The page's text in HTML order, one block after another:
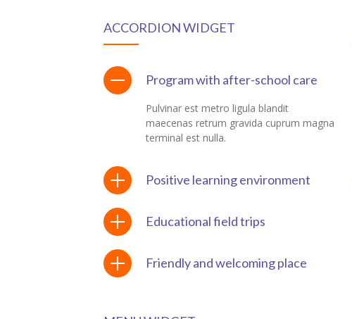
ACCORDION WIDGET
Program with after-school care
Pulvinar est metro ligula blandit
maecenas retrum gravida cuprum magna
terminal est nulla.
Positive learning environment
Educational field trips
Friendly and welcoming place